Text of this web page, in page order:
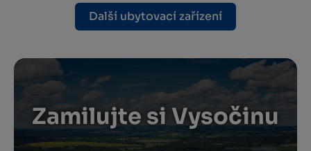
Další ubytovací zařízení
Zamilujte si Vysočinu